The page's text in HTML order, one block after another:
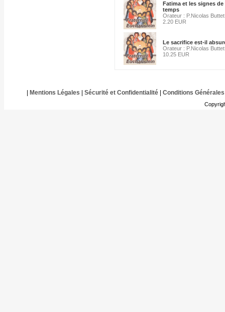
Fatima et les signes de
temps
Orateur : P.Nicolas Buttet
2.20 EUR
Le sacrifice est-il
Orateur : P.Nicolas Buttet
10.25 EUR
Mentions Légales Sécurité et Confidentialité| Conditions Générales